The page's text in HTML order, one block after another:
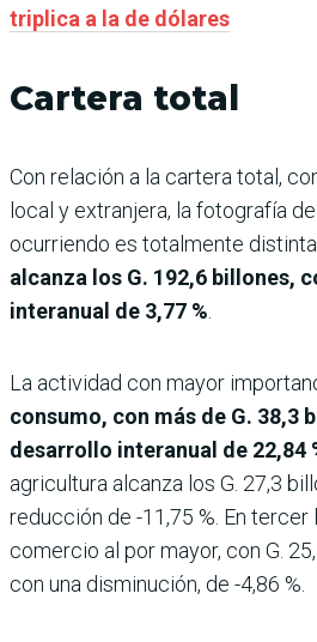
triplica a la de dólares
Cartera total
Con relación a la cartera total,
local y extranjera, la fotografía
ocurriendo es totalmente
alcanza los G. 192,6 billones,
interanual de 3,77 %.
La actividad con mayor
consumo, con más de G. 38,3
desarrollo interanual de 22,84
agricultura alcanza los G. 27,3
reducción de -11,75 %. En tercer
comercio al por mayor, con G.
con una disminución, de -4,86 %.